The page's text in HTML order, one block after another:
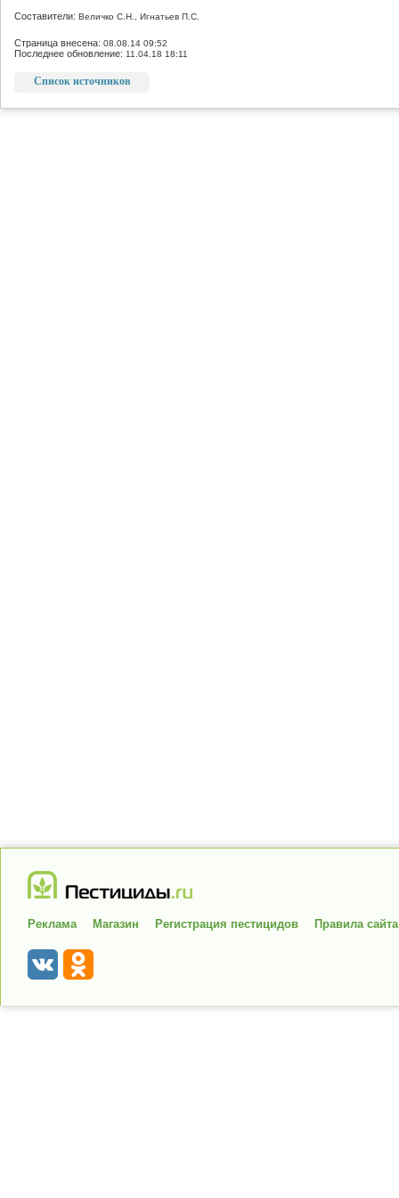
Составители: Величко С.Н., Игнатьев П.С.
Страница внесена: 08.08.14 09:52
Последнее обновление: 11.04.18 18:11
Список источников
Реклама Магазин Регистрация пестицидов Правила сайта